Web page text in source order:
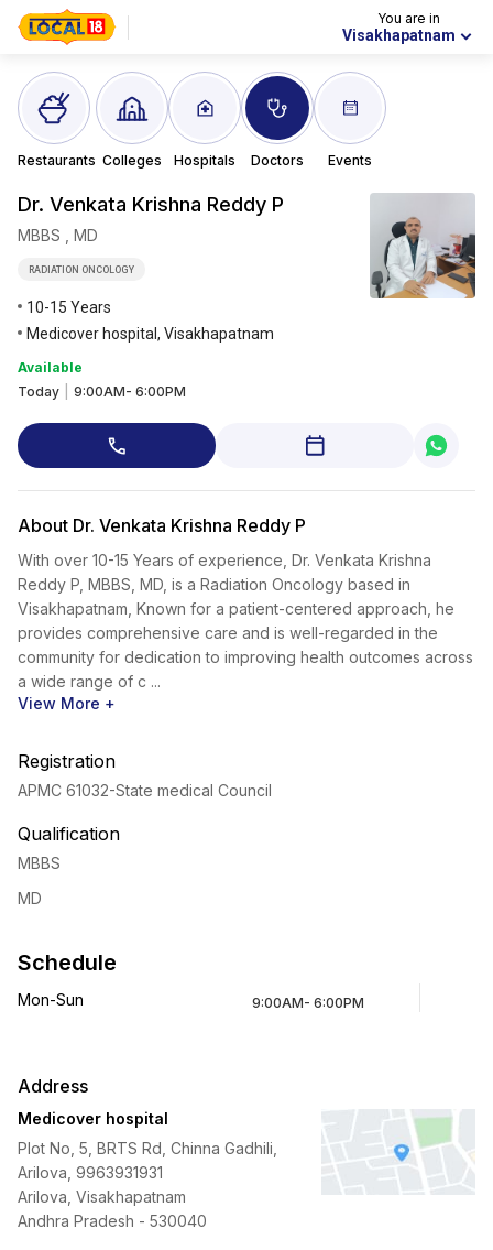
You are in
Visakhapatnam
Restaurants Colleges Hospitals Doctors Events
Dr. Venkata Krishna Reddy P
MBBS , MD
RADIATION ONCOLOGY
10-15 Years
Medicover hospital, Visakhapatnam
Available
Today
9:00AM- 6:00PM
About Dr. Venkata Krishna Reddy P
With over 10-15 Years of experience, Dr. Venkata Krishna
Reddy P, MBBS, MD, is a Radiation Oncology based in
Visakhapatnam, Known for a patient-centered approach, he
provides comprehensive care and is well-regarded in the
community for dedication to improving health outcomes across
a wide range of c ...
View More +
Registration
APMC 61032-State medical Council
Qualification
MBBS
MD
Schedule
Mon-Sun 9:00AM- 6:00PM
Address
Medicover hospital
Plot No, 5, BRTS Rd, Chinna Gadhili,
Arilova, 9963931931
Arilova, Visakhapatnam
Andhra Pradesh - 530040